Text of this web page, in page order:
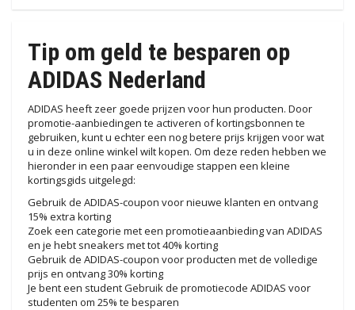
Tip om geld te besparen op
ADIDAS Nederland
ADIDAS heeft zeer goede prijzen voor hun producten. Door
promotie-aanbiedingen te activeren of kortingsbonnen te
gebruiken, kunt u echter een nog betere prijs krijgen voor wat
u in deze online winkel wilt kopen. Om deze reden hebben we
hieronder in een paar eenvoudige stappen een kleine
kortingsgids uitgelegd:
Gebruik de ADIDAS-coupon voor nieuwe klanten en ontvang
15% extra korting
Zoek een categorie met een promotieaanbieding van ADIDAS
en je hebt sneakers met tot 40% korting
Gebruik de ADIDAS-coupon voor producten met de volledige
prijs en ontvang 30% korting
Je bent een student Gebruik de promotiecode ADIDAS voor
studenten om 25% te besparen